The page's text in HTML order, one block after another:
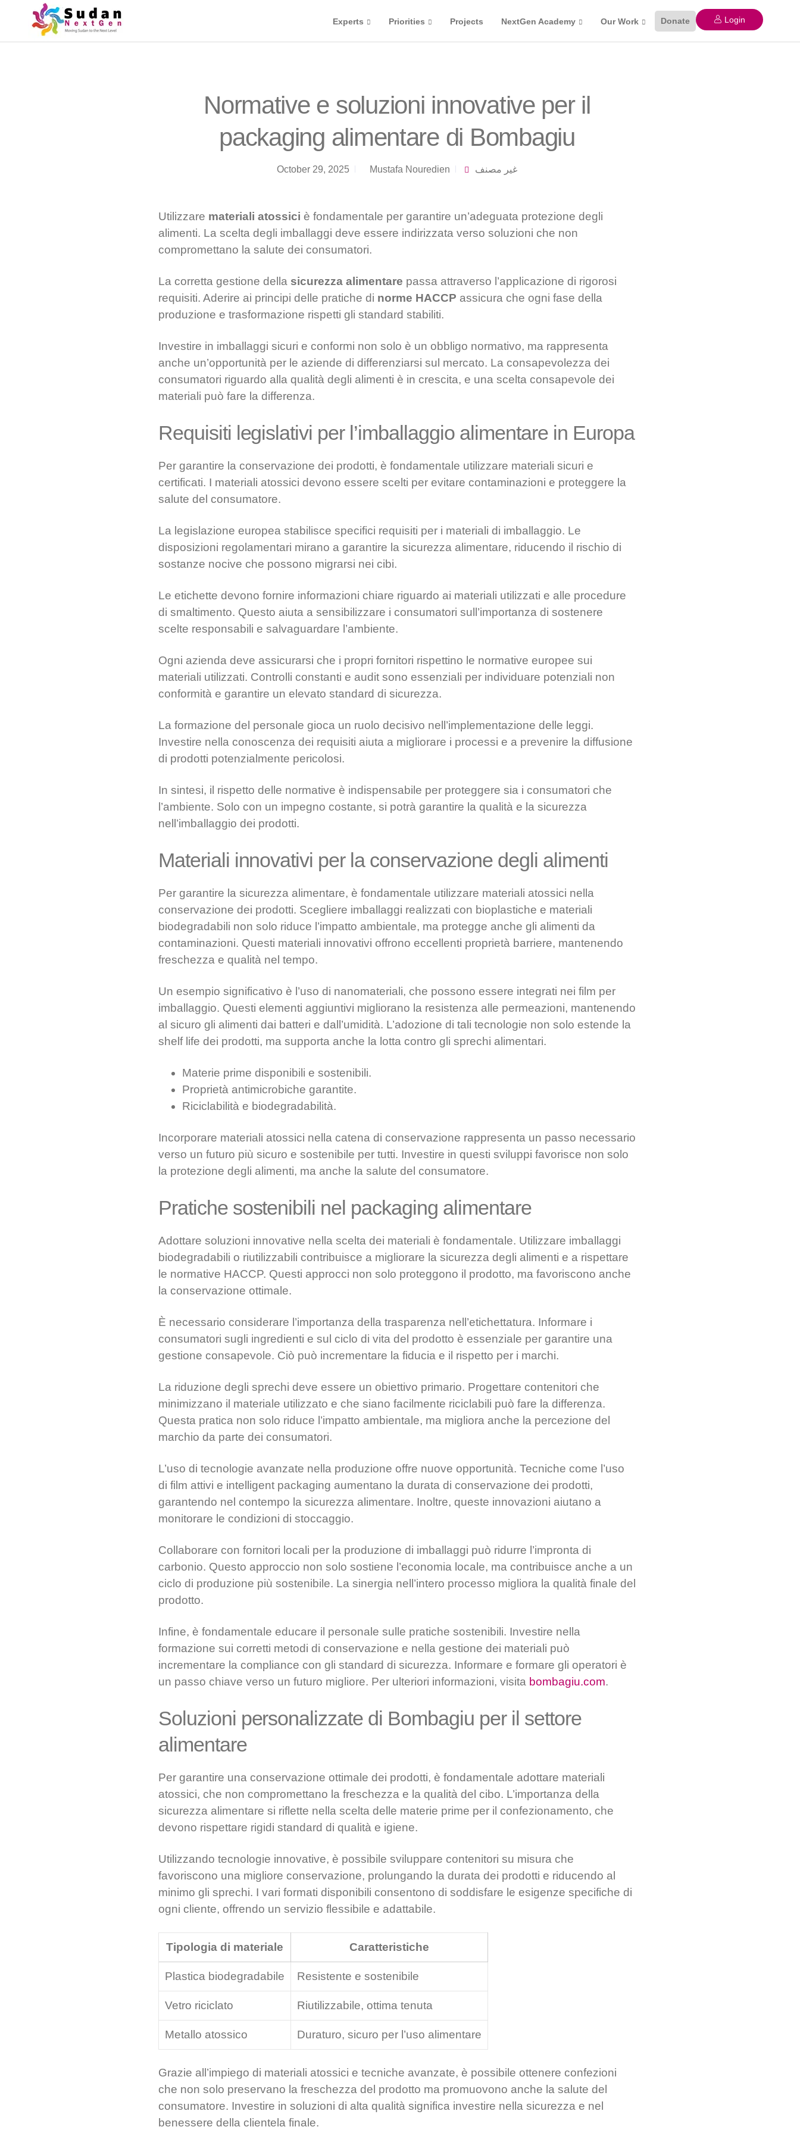
Experts Priorities Projects NextGen Academy Our Work Donate Login
Normative e soluzioni innovative per il
packaging alimentare di Bombagiu
October 29, 2025 Mustafa Nouredien غير مصنف
Utilizzare materiali atossici è fondamentale per garantire un’adeguata protezione degli
alimenti. La scelta degli imballaggi deve essere indirizzata verso soluzioni che non
compromettano la salute dei consumatori.
La corretta gestione della sicurezza alimentare passa attraverso l’applicazione di rigorosi
requisiti. Aderire ai principi delle pratiche di norme HACCP assicura che ogni fase della
produzione e trasformazione rispetti gli standard stabiliti.
Investire in imballaggi sicuri e conformi non solo è un obbligo normativo, ma rappresenta
anche un’opportunità per le aziende di differenziarsi sul mercato. La consapevolezza dei
consumatori riguardo alla qualità degli alimenti è in crescita, e una scelta consapevole dei
materiali può fare la differenza.
Requisiti legislativi per l’imballaggio alimentare in Europa
Per garantire la conservazione dei prodotti, è fondamentale utilizzare materiali sicuri e
certificati. I materiali atossici devono essere scelti per evitare contaminazioni e proteggere la
salute del consumatore.
La legislazione europea stabilisce specifici requisiti per i materiali di imballaggio. Le
disposizioni regolamentari mirano a garantire la sicurezza alimentare, riducendo il rischio di
sostanze nocive che possono migrarsi nei cibi.
Le etichette devono fornire informazioni chiare riguardo ai materiali utilizzati e alle procedure
di smaltimento. Questo aiuta a sensibilizzare i consumatori sull’importanza di sostenere
scelte responsabili e salvaguardare l’ambiente.
Ogni azienda deve assicurarsi che i propri fornitori rispettino le normative europee sui
materiali utilizzati. Controlli constanti e audit sono essenziali per individuare potenziali non
conformità e garantire un elevato standard di sicurezza.
La formazione del personale gioca un ruolo decisivo nell’implementazione delle leggi.
Investire nella conoscenza dei requisiti aiuta a migliorare i processi e a prevenire la diffusione
di prodotti potenzialmente pericolosi.
In sintesi, il rispetto delle normative è indispensabile per proteggere sia i consumatori che
l’ambiente. Solo con un impegno costante, si potrà garantire la qualità e la sicurezza
nell’imballaggio dei prodotti.
Materiali innovativi per la conservazione degli alimenti
Per garantire la sicurezza alimentare, è fondamentale utilizzare materiali atossici nella
conservazione dei prodotti. Scegliere imballaggi realizzati con bioplastiche e materiali
biodegradabili non solo riduce l’impatto ambientale, ma protegge anche gli alimenti da
contaminazioni. Questi materiali innovativi offrono eccellenti proprietà barriere, mantenendo
freschezza e qualità nel tempo.
Un esempio significativo è l’uso di nanomateriali, che possono essere integrati nei film per
imballaggio. Questi elementi aggiuntivi migliorano la resistenza alle permeazioni, mantenendo
al sicuro gli alimenti dai batteri e dall’umidità. L’adozione di tali tecnologie non solo estende la
shelf life dei prodotti, ma supporta anche la lotta contro gli sprechi alimentari.
Materie prime disponibili e sostenibili.
Proprietà antimicrobiche garantite.
Riciclabilità e biodegradabilità.
Incorporare materiali atossici nella catena di conservazione rappresenta un passo necessario
verso un futuro più sicuro e sostenibile per tutti. Investire in questi sviluppi favorisce non solo
la protezione degli alimenti, ma anche la salute del consumatore.
Pratiche sostenibili nel packaging alimentare
Adottare soluzioni innovative nella scelta dei materiali è fondamentale. Utilizzare imballaggi
biodegradabili o riutilizzabili contribuisce a migliorare la sicurezza degli alimenti e a rispettare
le normative HACCP. Questi approcci non solo proteggono il prodotto, ma favoriscono anche
la conservazione ottimale.
È necessario considerare l’importanza della trasparenza nell’etichettatura. Informare i
consumatori sugli ingredienti e sul ciclo di vita del prodotto è essenziale per garantire una
gestione consapevole. Ciò può incrementare la fiducia e il rispetto per i marchi.
La riduzione degli sprechi deve essere un obiettivo primario. Progettare contenitori che
minimizzano il materiale utilizzato e che siano facilmente riciclabili può fare la differenza.
Questa pratica non solo riduce l’impatto ambientale, ma migliora anche la percezione del
marchio da parte dei consumatori.
L’uso di tecnologie avanzate nella produzione offre nuove opportunità. Tecniche come l’uso
di film attivi e intelligent packaging aumentano la durata di conservazione dei prodotti,
garantendo nel contempo la sicurezza alimentare. Inoltre, queste innovazioni aiutano a
monitorare le condizioni di stoccaggio.
Collaborare con fornitori locali per la produzione di imballaggi può ridurre l’impronta di
carbonio. Questo approccio non solo sostiene l’economia locale, ma contribuisce anche a un
ciclo di produzione più sostenibile. La sinergia nell’intero processo migliora la qualità finale del
prodotto.
Infine, è fondamentale educare il personale sulle pratiche sostenibili. Investire nella
formazione sui corretti metodi di conservazione e nella gestione dei materiali può
incrementare la compliance con gli standard di sicurezza. Informare e formare gli operatori è
un passo chiave verso un futuro migliore. Per ulteriori informazioni, visita bombagiu.com.
Soluzioni personalizzate di Bombagiu per il settore
alimentare
Per garantire una conservazione ottimale dei prodotti, è fondamentale adottare materiali
atossici, che non compromettano la freschezza e la qualità del cibo. L’importanza della
sicurezza alimentare si riflette nella scelta delle materie prime per il confezionamento, che
devono rispettare rigidi standard di qualità e igiene.
Utilizzando tecnologie innovative, è possibile sviluppare contenitori su misura che
favoriscono una migliore conservazione, prolungando la durata dei prodotti e riducendo al
minimo gli sprechi. I vari formati disponibili consentono di soddisfare le esigenze specifiche di
ogni cliente, offrendo un servizio flessibile e adattabile.
Tipologia di materiale Caratteristiche
Plastica biodegradabile Resistente e sostenibile
Vetro riciclato Riutilizzabile, ottima tenuta
Metallo atossico Duraturo, sicuro per l’uso alimentare
Grazie all’impiego di materiali atossici e tecniche avanzate, è possibile ottenere confezioni
che non solo preservano la freschezza del prodotto ma promuovono anche la salute del
consumatore. Investire in soluzioni di alta qualità significa investire nella sicurezza e nel
benessere della clientela finale.